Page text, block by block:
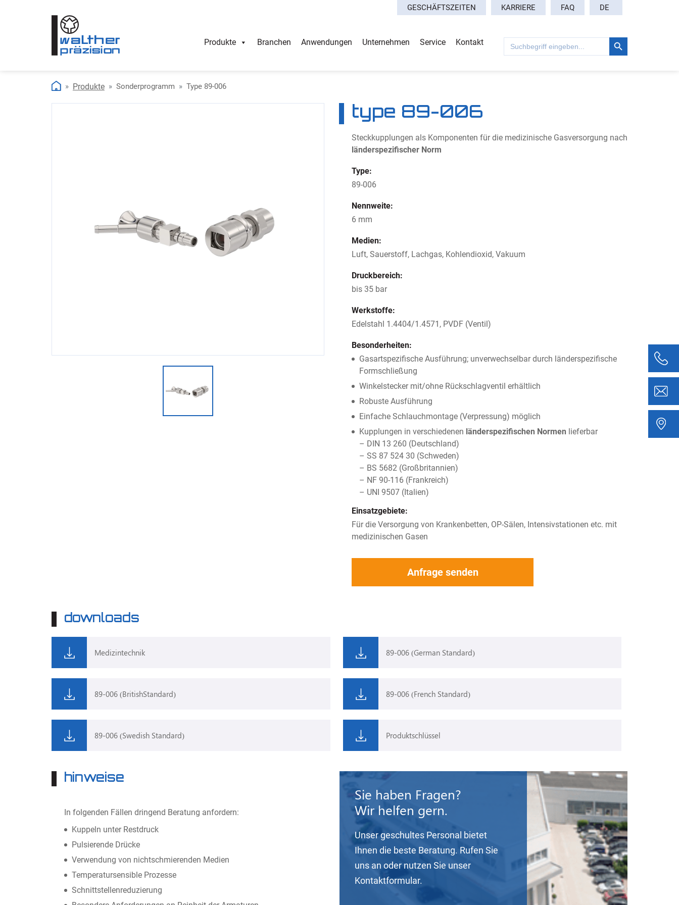
GESCHÄFTSZEITEN KARRIERE FAQ DE
Produkte Branchen Anwendungen Unternehmen Service Kontakt
Search
for:
Search Button
Produkte Sonderprogramm Type 89-006
type 89-006
Steckkupplungen als Komponenten für die medizinische Gasversorgung nach
länderspezifischer Norm
Type:
89-006
Nennweite:
6 mm
Medien:
Luft, Sauerstoff, Lachgas, Kohlendioxid, Vakuum
Druckbereich:
bis 35 bar
Werkstoffe:
Edelstahl 1.4404/1.4571, PVDF (Ventil)
Besonderheiten:
Gasartspezifische Ausführung; unverwechselbar durch länderspezifische
Formschließung
Winkelstecker mit/ohne Rückschlagventil erhältlich
Robuste Ausführung
Einfache Schlauchmontage (Verpressung) möglich
Kupplungen in verschiedenen länderspezifischen Normen lieferbar
– DIN 13 260 (Deutschland)
– SS 87 524 30 (Schweden)
– BS 5682 (Großbritannien)
– NF 90-116 (Frankreich)
– UNI 9507 (Italien)
Einsatzgebiete:
Für die Versorgung von Krankenbetten, OP-Sälen, Intensivstationen etc. mit
medizinischen Gasen
Anfrage senden
downloads
Medizintechnik 89-006 (German Standard)
89-006 (BritishStandard) 89-006 (French Standard)
89-006 (Swedish Standard) Produktschlüssel
hinweise
In folgenden Fällen dringend Beratung anfordern:
Kuppeln unter Restdruck
Pulsierende Drücke
Verwendung von nichtschmierenden Medien
Temperatursensible Prozesse
Schnittstellenreduzierung
Sie haben Fragen?
Wir helfen gern.
Unser geschultes Personal bietet
Ihnen die beste Beratung. Rufen Sie
uns an oder nutzen Sie unser
Kontaktformular.